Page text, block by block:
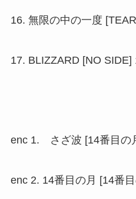
16. 無限の中の一度
17. BLIZZARD [NO SIDE]
enc 1. さざ波 [14番目の
enc 2. 14番目の月 [14番